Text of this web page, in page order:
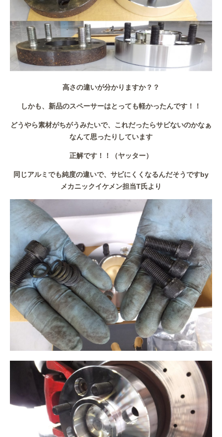
高さの違いが分かりますか？？
しかも、新品のスペーサーはとっても軽かったんです！！
どうやら素材がちがうみたいで、これだったらサビないのかなぁ
なんて思ったりしています
正解です！！（ヤッター）
同じアルミでも純度の違いで、サビにくくなるんだそうですby
メカニックイケメン担当T氏より